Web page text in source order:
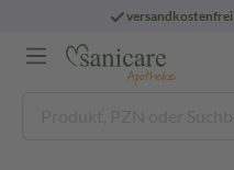
versandkostenfrei